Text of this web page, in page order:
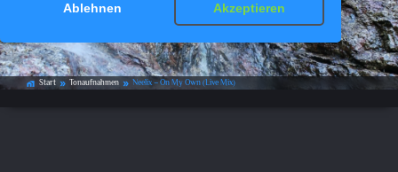
Ablehnen Akzeptieren
Neelix – On My Own (Live Mix)
home_work Start double_arrow Tonaufnahmen double_arrow Neelix – On My Own (Live Mix)